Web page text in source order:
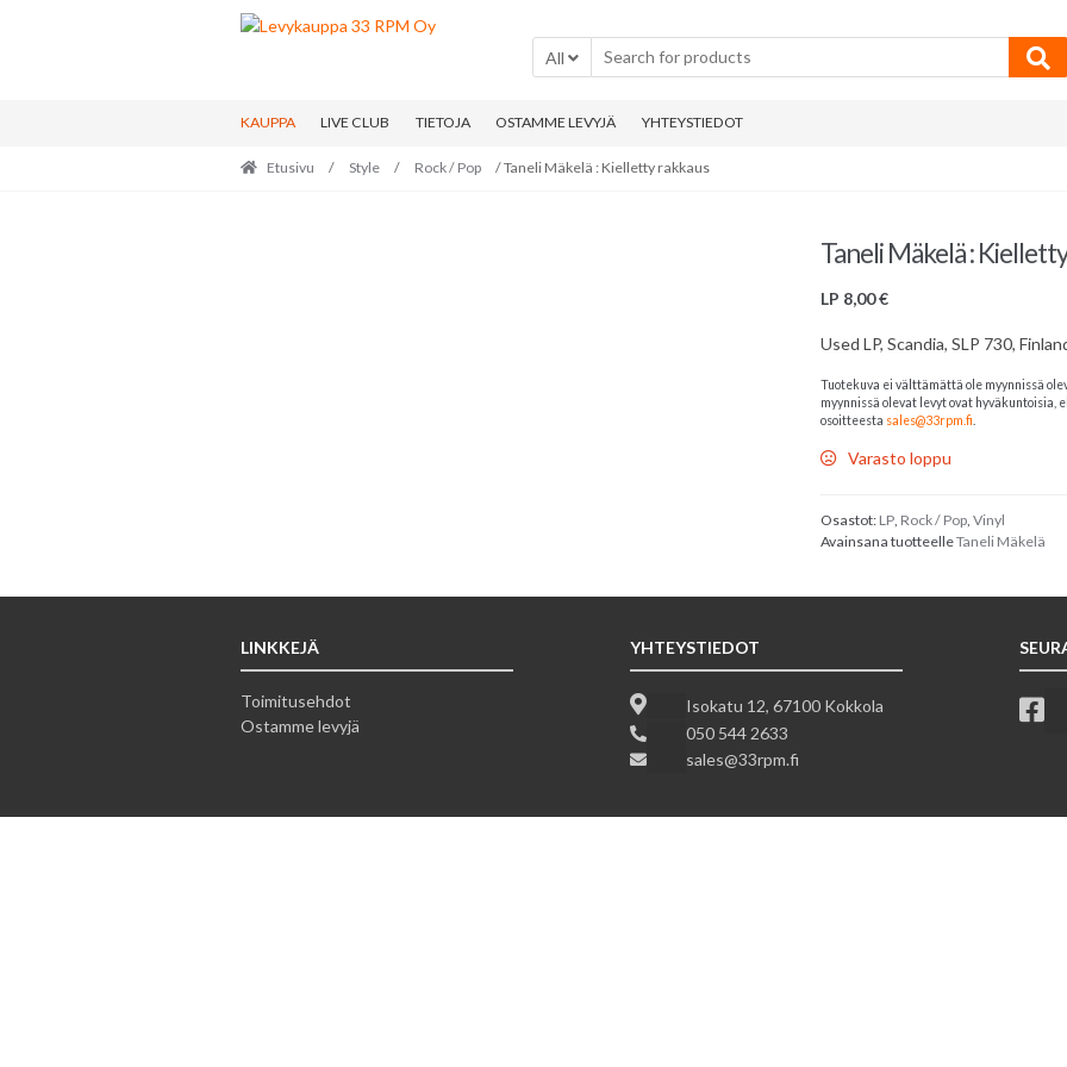
Skip
to
Skip
to
All
KAUPPA LIVE CLUB TIETOJA OSTAMME LEVYJÄ YHTEYSTIEDOT
Etusivu / Style / Rock / Pop / Taneli Mäkelä : Kielletty rakkaus
Taneli Mäkelä :
LP 8,00€
Used LP, Scandia, SLP 730,
Tuotekuva ei välttämättä ole myynnissä
myynnissä olevat levyt ovat hyväkuntoisia,
osoitteesta sales@33rpm.fi.
Varasto loppu
Osastot: LP, Rock / Pop, Vinyl
Avainsana tuotteelleTaneli Mäkelä
LINKKEJÄ
Toimitusehdot
Ostamme levyjä
YHTEYSTIEDOT
Isokatu 12, 67100 Kokkola
050 544 2633
sales@33rpm.fi